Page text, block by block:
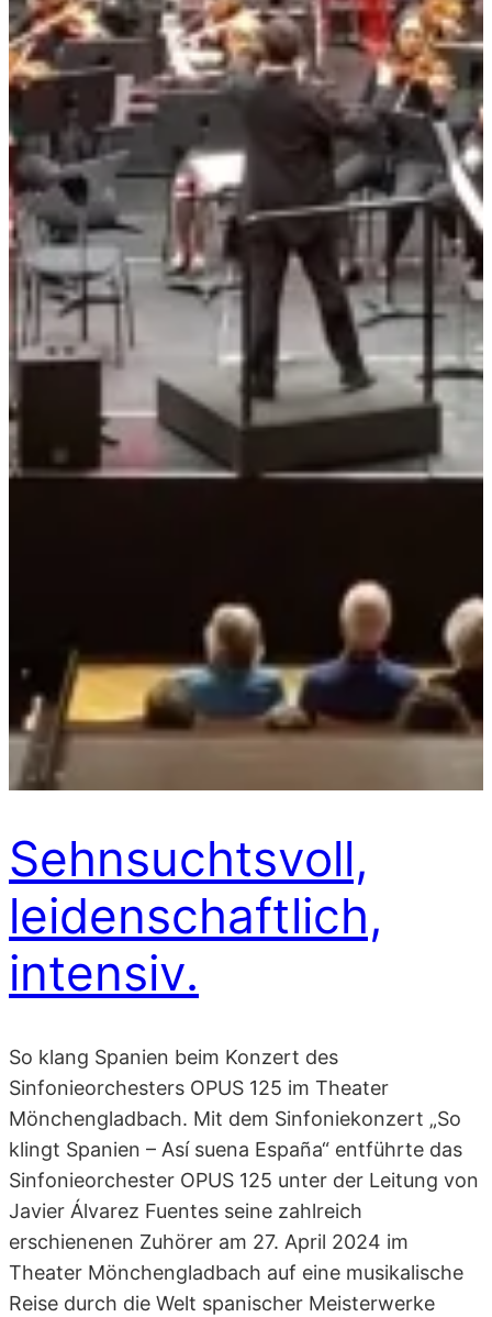
Sehnsuchtsvoll,
leidenschaftlich,
intensiv.
So klang Spanien beim Konzert des
Sinfonieorchesters OPUS 125 im Theater
Mönchengladbach. Mit dem Sinfoniekonzert „So
klingt Spanien – Así suena España“ entführte das
Sinfonieorchester OPUS 125 unter der Leitung von
Javier Álvarez Fuentes seine zahlreich
erschienenen Zuhörer am 27. April 2024 im
Theater Mönchengladbach auf eine musikalische
Reise durch die Welt spanischer Meisterwerke